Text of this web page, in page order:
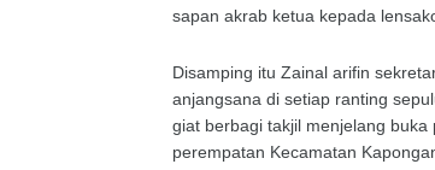
sapan akrab ketua kepada
Disamping itu Zainal arifin
anjangsana di setiap ranting
giat berbagi takjil menjelang
perempatan Kecamatan